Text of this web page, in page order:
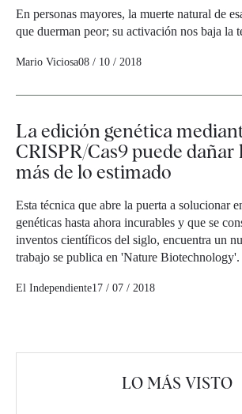
En personas mayores, la muerte natural de
que duerman peor; su activación nos baja la
Mario Viciosa08 / 10 / 2018
La edición genética
CRISPR/Cas9 puede dañar
más de lo estimado
Esta técnica que abre la puerta a solucionar
genéticas hasta ahora incurables y que se
inventos científicos del siglo, encuentra un
trabajo se publica en 'Nature Biotechnology'.
El Independiente17 / 07 / 2018
LO MÁS VISTO